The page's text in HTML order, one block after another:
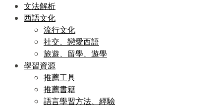
文法解析
西語文化
流行文化
社交、戀愛西語
旅遊、留學、遊學
學習資源
推薦工具
推薦書籍
語言學習方法、經驗